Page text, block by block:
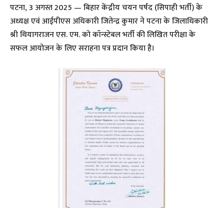
पटना, 3 अगस्त 2025 — बिहार केंद्रीय चयन पर्षद (सिपाही भर्ती) के
अध्यक्ष एवं आईपीएस अधिकारी जितेन्द्र कुमार ने पटना के जिलाधिकारी
श्री थियागराजन एस. एम. को कॉन्स्टेबल भर्ती की लिखित परीक्षा के
सफल आयोजन के लिए सराहना पत्र प्रदान किया है।